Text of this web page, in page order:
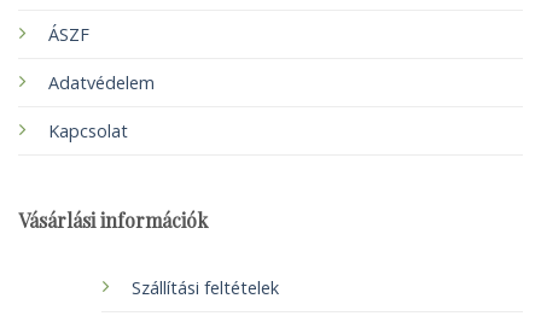
ÁSZF
Adatvédelem
Kapcsolat
Vásárlási információk
Szállítási feltételek